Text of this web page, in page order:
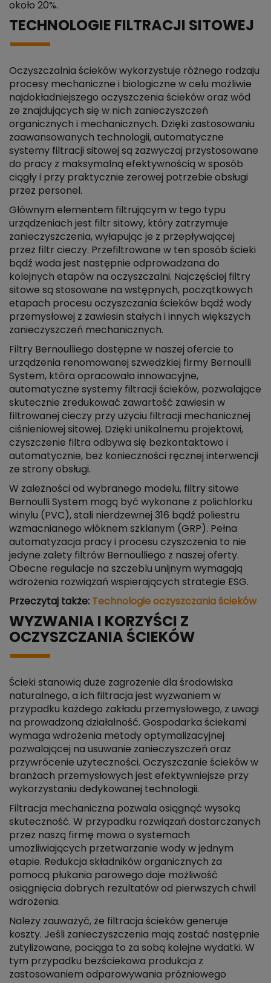
około 20%.
TECHNOLOGIE FILTRACJI SITOWEJ
Oczyszczalnia ścieków wykorzystuje różnego rodzaju
procesy mechaniczne i biologiczne w celu możliwie
najdokładniejszego oczyszczenia ścieków oraz wód
ze znajdujących się w nich zanieczyszczeń
organicznych i mechanicznych. Dzięki zastosowaniu
zaawansowanych technologii, automatyczne
systemy filtracji sitowej są zazwyczaj przystosowane
do pracy z maksymalną efektywnością w sposób
ciągły i przy praktycznie zerowej potrzebie obsługi
przez personel.
Głównym elementem filtrującym w tego typu
urządzeniach jest filtr sitowy, który zatrzymuje
zanieczyszczenia, wyłapując je z przepływającej
przez filtr cieczy. Przefiltrowane w ten sposób ścieki
bądź woda jest następnie odprowadzana do
kolejnych etapów na oczyszczalni. Najczęściej filtry
sitowe są stosowane na wstępnych, początkowych
etapach procesu oczyszczania ścieków bądź wody
przemysłowej z zawiesin stałych i innych większych
zanieczyszczeń mechanicznych.
Filtry Bernoulliego dostępne w naszej ofercie to
urządzenia renomowanej szwedzkiej firmy Bernoulli
System, która opracowała innowacyjne,
automatyczne systemy filtracji ścieków, pozwalające
skutecznie zredukować zawartość zawiesin w
filtrowanej cieczy przy użyciu filtracji mechanicznej
ciśnieniowej sitowej. Dzięki unikalnemu projektowi,
czyszczenie filtra odbywa się bezkontaktowo i
automatycznie, bez konieczności ręcznej interwencji
ze strony obsługi.
W zależności od wybranego modelu, filtry sitowe
Bernoulli System mogą być wykonane z polichlorku
winylu (PVC), stali nierdzewnej 316 bądź poliestru
wzmacnianego włóknem szklanym (GRP). Pełna
automatyzacja pracy i procesu czyszczenia to nie
jedyne zalety filtrów Bernoulliego z naszej oferty.
Obecne regulacje na szczeblu unijnym wymagają
wdrożenia rozwiązań wspierających strategie ESG.
Przeczytaj także: Technologie oczyszczania ścieków
WYZWANIA I KORZYŚCI Z
OCZYSZCZANIA ŚCIEKÓW
Ścieki stanowią duże zagrożenie dla środowiska
naturalnego, a ich filtracja jest wyzwaniem w
przypadku każdego zakładu przemysłowego, z uwagi
na prowadzoną działalność. Gospodarka ściekami
wymaga wdrożenia metody optymalizacyjnej
pozwalającej na usuwanie zanieczyszczeń oraz
przywrócenie użyteczności. Oczyszczanie ścieków w
branżach przemysłowych jest efektywniejsze przy
wykorzystaniu dedykowanej technologii.
Filtracja mechaniczna pozwala osiągnąć wysoką
skuteczność. W przypadku rozwiązań dostarczanych
przez naszą firmę mowa o systemach
umożliwiających przetwarzanie wody w jednym
etapie. Redukcja składników organicznych za
pomocą płukania parowego daje możliwość
osiągnięcia dobrych rezultatów od pierwszych chwil
wdrożenia.
Należy zauważyć, że filtracja ścieków generuje
koszty. Jeśli zanieczyszczenia mają zostać następnie
zutylizowane, pociąga to za sobą kolejne wydatki. W
tym przypadku bezściekowa produkcja z
zastosowaniem odparowywania próżniowego